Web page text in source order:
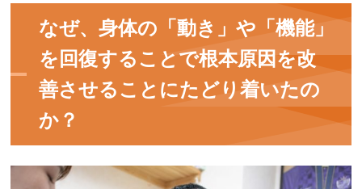
なぜ、身体の「動き」や「機能」
を回復することで根本原因を改
善させることにたどり着いたの
か？